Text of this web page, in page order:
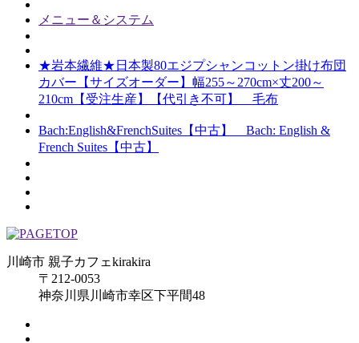
メニュー＆システム
★岩本繊維★日本製80エジプシャンコットン掛け布団
カバー【サイズオーダー】幅255～270cm×丈200～
210cm【受注生産】【代引き不可】 毛布
Bach:English&FrenchSuites【中古】 Bach: English &
French Suites【中古】
川崎市 親子カフェkirakira
〒212-0053
神奈川県川崎市幸区下平間48